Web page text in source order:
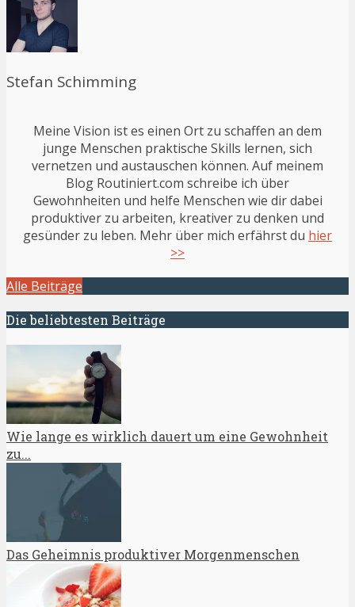
Stefan Schimming
Meine Vision ist es einen Ort zu schaffen an dem
junge Menschen praktische Skills lernen, sich
vernetzen und austauschen können. Auf meinem
Blog Routiniert.com schreibe ich über
Gewohnheiten und helfe Menschen wie dir dabei
produktiver zu arbeiten, kreativer zu denken und
gesünder zu leben. Mehr über mich erfährst du hier
>>
Alle Beiträge
Die beliebtesten Beiträge
Wie lange es wirklich dauert um eine Gewohnheit
zu...
Das Geheimnis produktiver Morgenmenschen